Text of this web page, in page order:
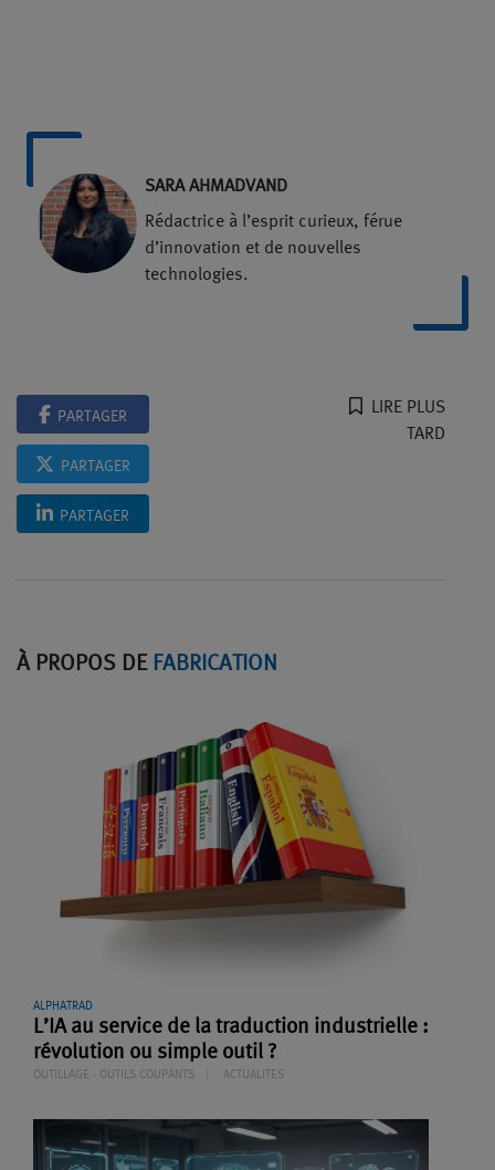
SARA AHMADVAND
Rédactrice à l’esprit curieux, férue
d’innovation et de nouvelles
technologies.
PARTAGER
PARTAGER
PARTAGER
LIRE PLUS
TARD
À PROPOS DE FABRICATION
ALPHATRAD
L’IA au service de la traduction industrielle :
révolution ou simple outil ?
OUTILLAGE - OUTILS COUPANTS ACTUALITES